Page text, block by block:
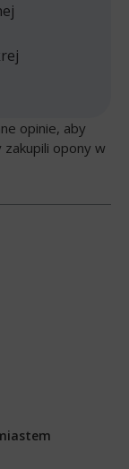
opinie, aby
zakupili opony w